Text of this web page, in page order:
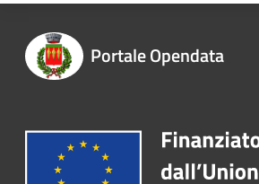
Portale Opendata